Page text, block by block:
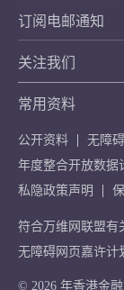
订阅电邮通知
关注我们
常用资料
公开资料
无障
年度整合开放数据
私隐政策声明
符合万维网联盟有
无障碍网页嘉许计
© 2026 年香港金